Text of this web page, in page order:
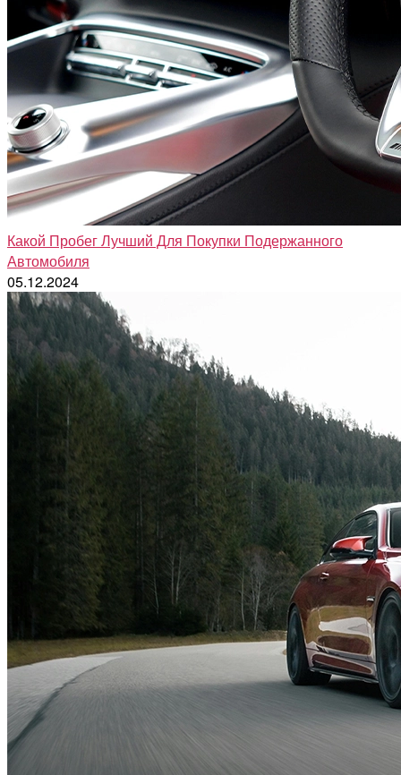
Какой Пробег Лучший Для Покупки Подержанного
Автомобиля
05.12.2024